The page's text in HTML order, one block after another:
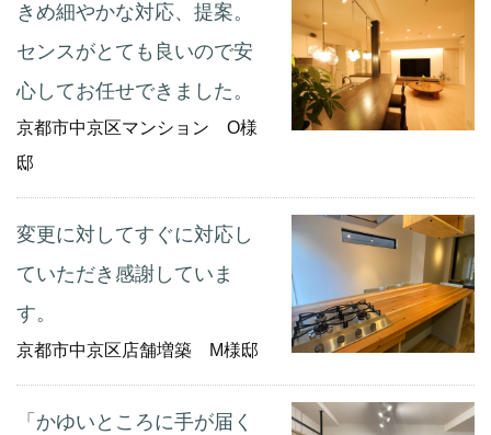
きめ細やかな対応、提案。
センスがとても良いので安
心してお任せできました。
京都市中京区マンション O様
邸
変更に対してすぐに対応し
ていただき感謝していま
す。
京都市中京区店舗増築 M様邸
「かゆいところに手が届く